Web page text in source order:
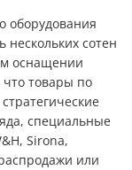
оборудования
нескольких сотен
оснащении
товары по
специальные
Sirona,
или